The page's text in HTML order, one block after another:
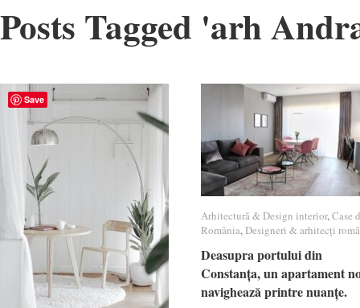
Posts Tagged 'arh
Arhitectură & Design interior,Case
România,Designeri & arhitecți
Deasupra portului din
Constanța, un apartament
navighează printre nuanțe.
Arhitectură & Design interior Case
România Designeri & arhitecți
Deasupra portului din
Constanța, un apartament
navighează printre nuanțe.
Save